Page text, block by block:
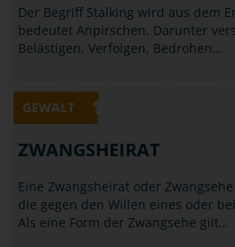
Der Begriff Stalking wird aus dem
bedeutet Anpirschen. Darunter
Belästigen, Verfolgen, Bedrohen…
GEWALT
ZWANGSHEIRAT
Eine Zwangsheirat oder
die gegen den Willen eines oder
Als eine Form der Zwangsehe gilt…